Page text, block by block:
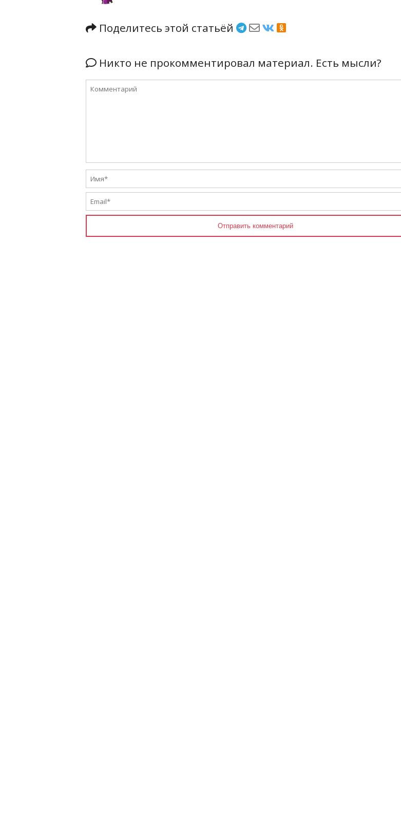
Поделитесь этой статьёй
Никто не прокомментировал материал. Есть мысли?